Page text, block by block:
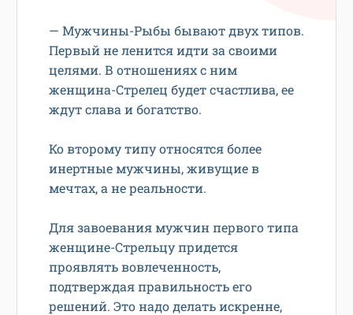
— Мужчины-Рыбы бывают двух типов.
Первый не ленится идти за своими
целями. В отношениях с ним
женщина-Стрелец будет счастлива, ее
ждут слава и богатство.
Ко второму типу относятся более
инертные мужчины, живущие в
мечтах, а не реальности.
Для завоевания мужчин первого типа
женщине-Стрельцу придется
проявлять вовлеченность,
подтверждая правильность его
решений. Это надо делать искренне,